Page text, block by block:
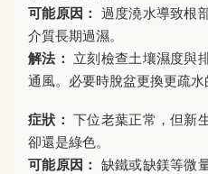
可能原因： 過度澆水導致根
介質長期過濕。
解法： 立刻檢查土壤濕度與
通風。必要時脫盆更換更疏水
症狀： 下位老葉正常，但新
卻還是綠色。
可能原因： 缺鐵或缺鎂等微